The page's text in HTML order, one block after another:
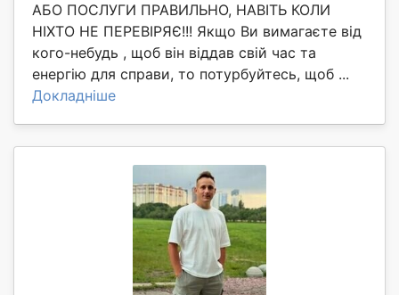
АБО ПОСЛУГИ ПРАВИЛЬНО, НАВІТЬ КОЛИ
НІХТО НЕ ПЕРЕВІРЯЄ!!! Якщо Ви вимагаєте від
кого-небудь , щоб він віддав свій час та
енергію для справи, то потурбуйтесь, щоб ...
Докладніше